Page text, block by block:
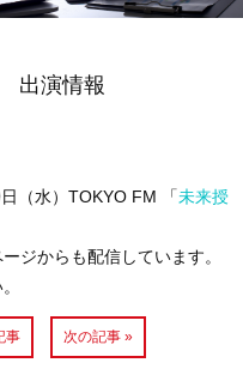
出演情報
（水）TOKYO FM 「未来授
ジからも配信しています。
事 次の記事 »